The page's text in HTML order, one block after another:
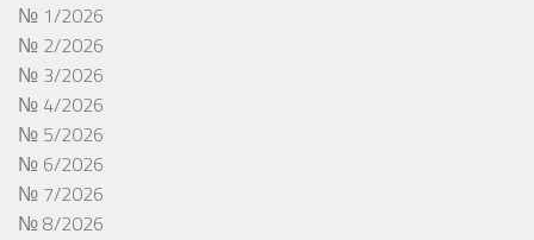
№ 1/2026
№ 2/2026
№ 3/2026
№ 4/2026
№ 5/2026
№ 6/2026
№ 7/2026
№ 8/2026